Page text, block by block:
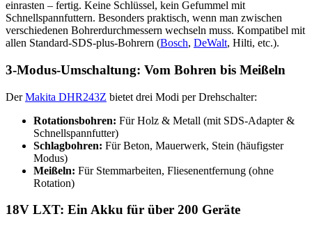
einrasten – fertig. Keine Schlüssel, kein Gefummel mit
Schnellspannfuttern. Besonders praktisch, wenn man zwischen
verschiedenen Bohrerdurchmessern wechseln muss. Kompatibel mit
allen Standard-SDS-plus-Bohrern (Bosch, DeWalt, Hilti, etc.).
3-Modus-Umschaltung: Vom Bohren bis Meißeln
DerMakita DHR243Z bietet drei Modi per Drehschalter:
Rotationsbohren: Für Holz & Metall (mit SDS-Adapter &
Schnellspannfutter)
Schlagbohren: Für Beton, Mauerwerk, Stein (häufigster
Modus)
Meißeln: Für Stemmarbeiten, Fliesenentfernung (ohne
Rotation)
18V LXT: Ein Akku für über 200 Geräte